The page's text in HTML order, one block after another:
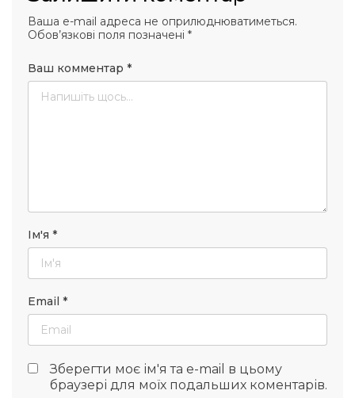
Ваша e-mail адреса не оприлюднюватиметься.
Обов’язкові поля позначені *
Ваш комментар *
Ім'я *
Email *
Зберегти моє ім'я та e-mail в цьому
браузері для моїх подальших коментарів.